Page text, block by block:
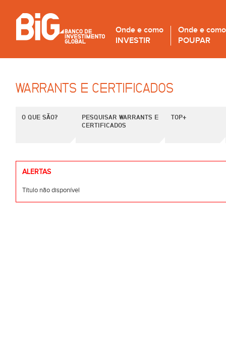
Onde e como
INVESTIR
Onde e como
POUPAR
WARRANTS E CERTIFICADOS
O QUE SÃO?
PESQUISAR WARRANTS E
CERTIFICADOS
TOP+
ALERTAS
Título não disponível